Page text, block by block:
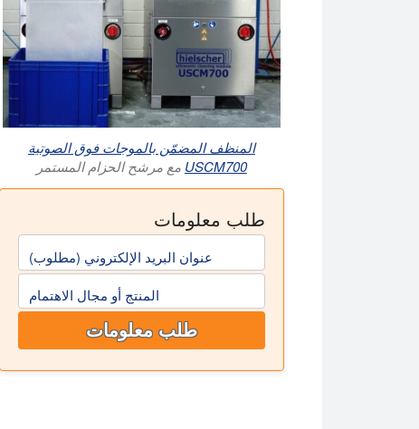
المنظف المضمّن بالموجات فوق الصوتية
USCM700 مع مرشح الحزام المستمر
طلب معلومات
عنوان البريد الإلكتروني (مطلوب)
المنتج أو مجال الاهتمام
طلب معلومات